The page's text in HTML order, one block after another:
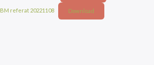
BM referat 20221108 Download